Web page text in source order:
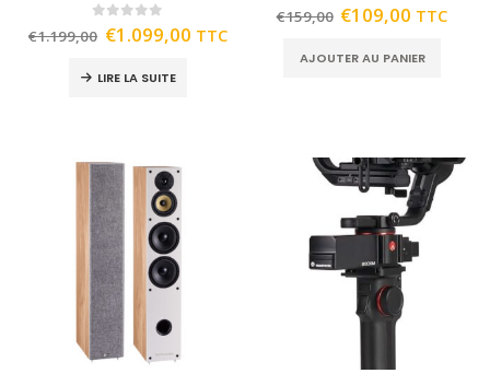
out of 5
€1.199,00 €1.099,00 TTC
LIRE LA SUITE
out of 5
€159,00 €109,00 TTC
AJOUTER AU PANIER